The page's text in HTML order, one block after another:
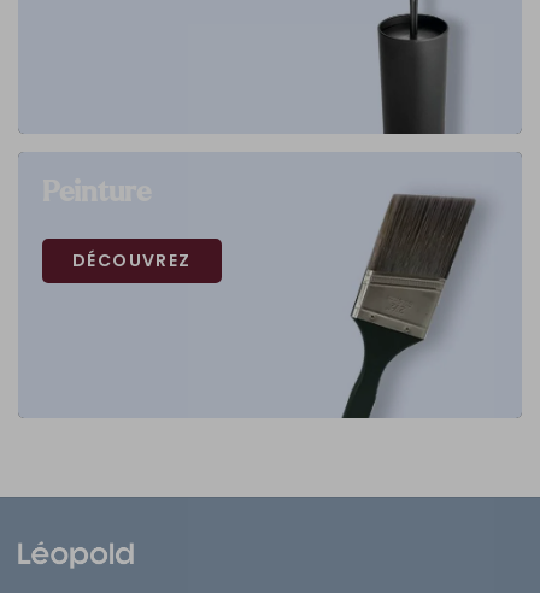
DÉCOUVREZ